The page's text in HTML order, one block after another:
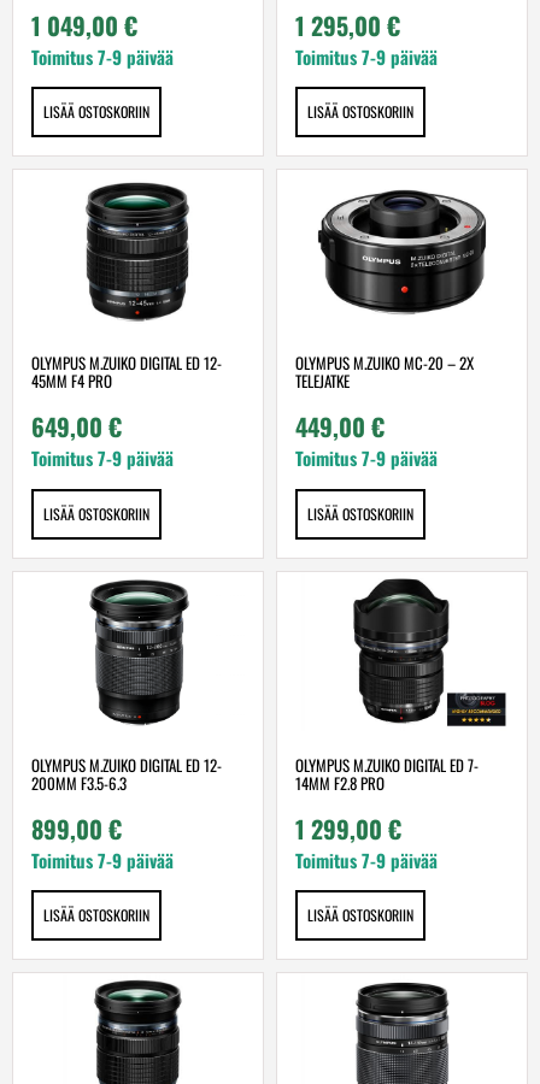
1 049,00 €
Toimitus 7-9 päivää
LISÄÄ OSTOSKORIIN
1 295,00 €
Toimitus 7-9 päivää
LISÄÄ OSTOSKORIIN
OLYMPUS M.ZUIKO DIGITAL ED 12-
45MM F4 PRO
649,00 €
Toimitus 7-9 päivää
LISÄÄ OSTOSKORIIN
OLYMPUS M.ZUIKO MC-20 – 2X
TELEJATKE
449,00 €
Toimitus 7-9 päivää
LISÄÄ OSTOSKORIIN
OLYMPUS M.ZUIKO DIGITAL ED 12-
200MM F3.5-6.3
899,00 €
Toimitus 7-9 päivää
LISÄÄ OSTOSKORIIN
OLYMPUS M.ZUIKO DIGITAL ED 7-
14MM F2.8 PRO
1 299,00 €
Toimitus 7-9 päivää
LISÄÄ OSTOSKORIIN